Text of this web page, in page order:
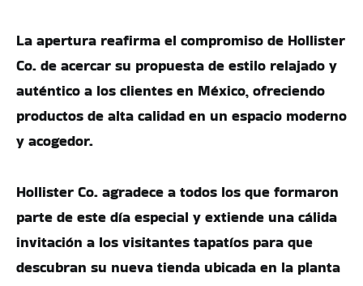
La apertura reafirma el compromiso de Hollister
Co. de acercar su propuesta de estilo relajado y
auténtico a los clientes en México, ofreciendo
productos de alta calidad en un espacio moderno
y acogedor.
Hollister Co. agradece a todos los que formaron
parte de este día especial y extiende una cálida
invitación a los visitantes tapatíos para que
descubran su nueva tienda ubicada en la planta